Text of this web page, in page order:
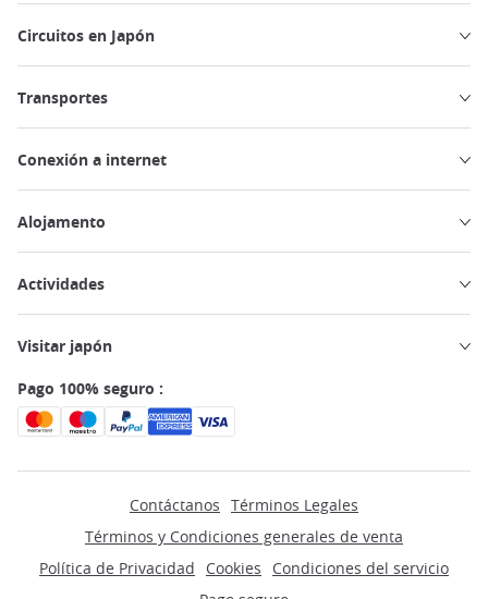
Circuitos en Japón
Transportes
Conexión a internet
Alojamento
Actividades
Visitar japón
Pago 100% seguro :
Contáctanos Términos Legales
Términos y Condiciones generales de venta
Política de Privacidad
Cookies
Condiciones del servicio